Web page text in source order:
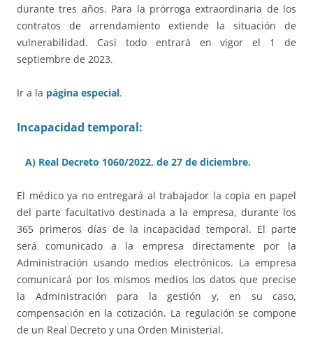
durante tres años. Para la prórroga extraordinaria de los
contratos de arrendamiento extiende la situación de
vulnerabilidad. Casi todo entrará en vigor el 1 de
septiembre de 2023.
Ir a la página especial.
Incapacidad temporal:
A) Real Decreto 1060/2022, de 27 de diciembre.
El médico ya no entregará al trabajador la copia en papel
del parte facultativo destinada a la empresa, durante los
365 primeros días de la incapacidad temporal. El parte
será comunicado a la empresa directamente por la
Administración usando medios electrónicos. La empresa
comunicará por los mismos medios los datos que precise
la Administración para la gestión y, en su caso,
compensación en la cotización. La regulación se compone
de un Real Decreto y una Orden Ministerial.